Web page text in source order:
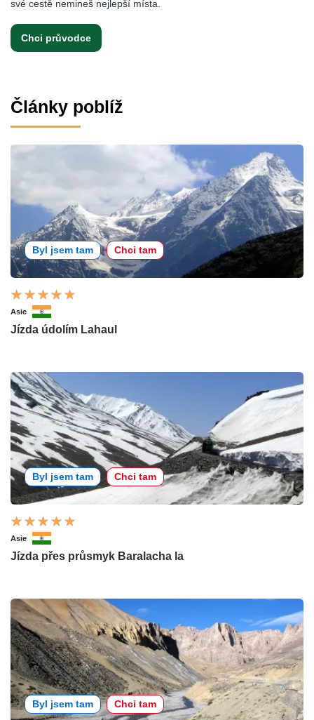
své cestě nemineš nejlepší místa.
Chci průvodce
Články poblíž
Byl jsem tam Chci tam
Asie
Jízda údolím Lahaul
Byl jsem tam Chci tam
Asie
Jízda přes průsmyk Baralacha la
Byl jsem tam Chci tam